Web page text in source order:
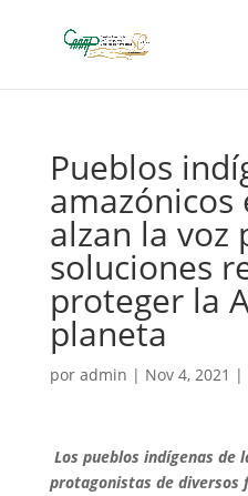
Pueblos
amazónicos
alzan la voz
soluciones
proteger la
planeta
por admin | Nov 4, 2021 |
Los pueblos indígenas de
protagonistas de diversos